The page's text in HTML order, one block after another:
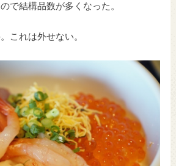
で結構品数が多くなった。
これは外せない。